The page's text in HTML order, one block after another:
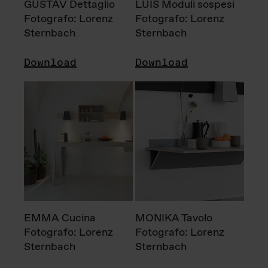
GUSTAV Dettaglio
Fotografo: Lorenz
Sternbach
Download
LUIS Moduli sospesi
Fotografo: Lorenz
Sternbach
Download
EMMA Cucina
Fotografo: Lorenz
Sternbach
MONIKA Tavolo
Fotografo: Lorenz
Sternbach